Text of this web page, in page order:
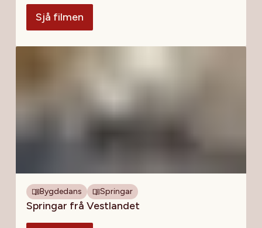
Sjå filmen
Bygdedans Springar
Springar frå Vestlandet